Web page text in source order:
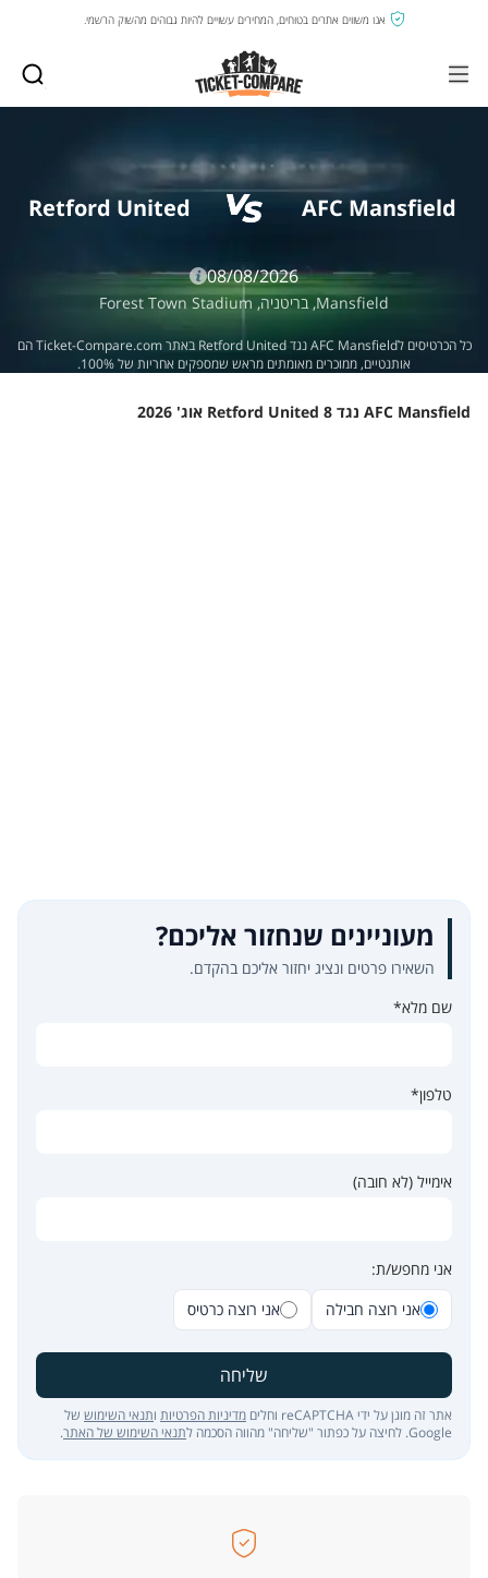
אנו משווים אתרים בטוחים, המחירים עשויים להיות גבוהים מהשוק הרשמי.
AFC Mansfield
Retford United
08/08/2026
Mansfield, בריטניה, Forest Town Stadium
כל הכרטיסים לAFC Mansfield נגד Retford United באתר Ticket-Compare.com הם
אותנטיים, ממוכרים מאומתים מראש שמספקים אחריות של 100%.
AFC Mansfield נגד Retford United 8 אוג' 2026
מעוניינים שנחזור אליכם?
השאירו פרטים ונציג יחזור אליכם בהקדם.
שם מלא*
טלפון*
אימייל (לא חובה)
אני מחפש/ת:
אני רוצה חבילה
אני רוצה כרטיס
שליחה
אתר זה מוגן על ידי reCAPTCHA וחלים מדיניות הפרטיות ותנאי השימוש של
Google. לחיצה על כפתור "שליחה" מהווה הסכמה ל
תנאי השימוש של האתר.